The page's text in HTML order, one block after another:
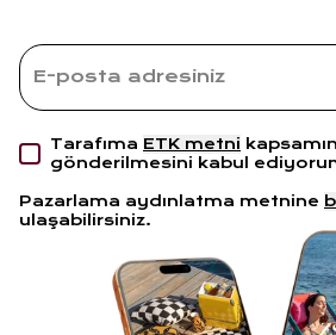
Tarafıma ETK metni
gönderilmesini kabul
Pazarlama aydınlatma metnine
ulaşabilirsiniz.